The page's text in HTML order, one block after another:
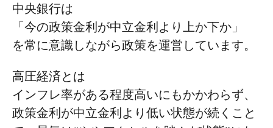
中央銀行は
「今の政策金利が中立金利より上か下か」
を常に意識しながら政策を運営しています。
高圧経済とは
インフレ率がある程度高いにもかかわらず、
政策金利が中立金利より低い状態が続くこと